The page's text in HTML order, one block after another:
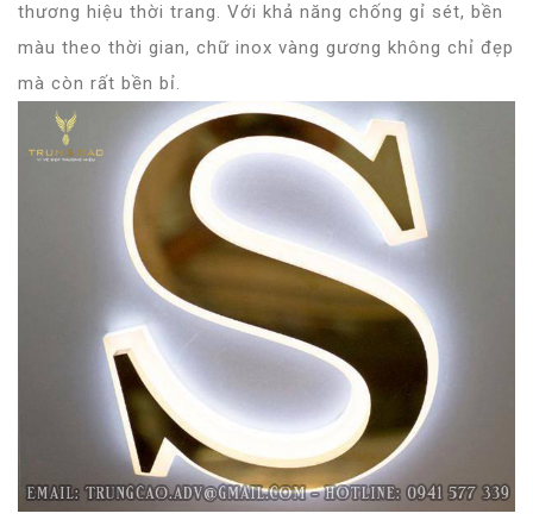
thương hiệu thời trang. Với khả năng chống gỉ sét, bền
màu theo thời gian, chữ inox vàng gương không chỉ đẹp
mà còn rất bền bỉ.